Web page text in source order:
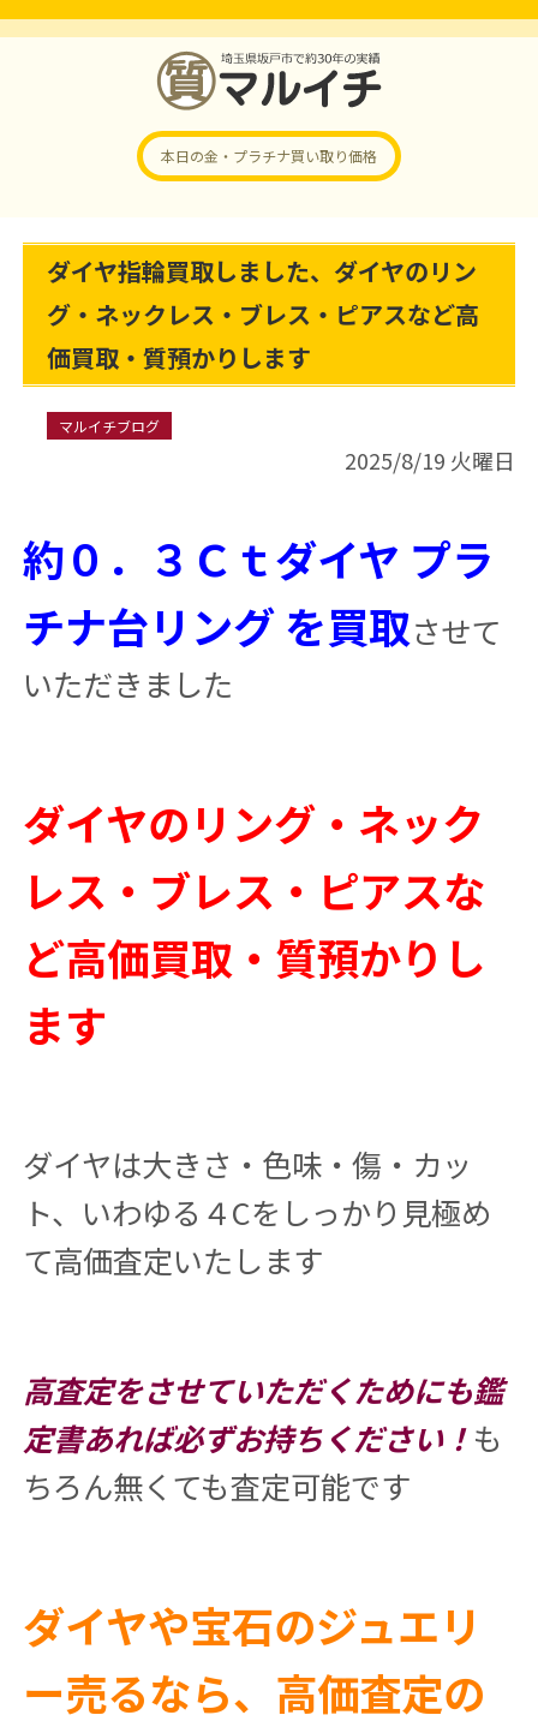
本日の金・プラチナ買い取り価格
ダイヤ指輪買取しました、ダイヤのリン
グ・ネックレス・ブレス・ピアスなど高
価買取・質預かりします
マルイチブログ
2025/8/19 火曜日
約０．３Ｃｔダイヤ プラ
チナ台リング を買取させて
いただきました
ダイヤのリング・ネック
レス・ブレス・ピアスな
ど高価買取・質預かりし
ます
ダイヤは大きさ・色味・傷・カッ
ト、いわゆる４Cをしっかり見極め
て高価査定いたします
高査定をさせていただくためにも鑑
定書あれば必ずお持ちください！も
ちろん無くても査定可能です
ダイヤや宝石のジュエリ
ー売るなら、高価査定の